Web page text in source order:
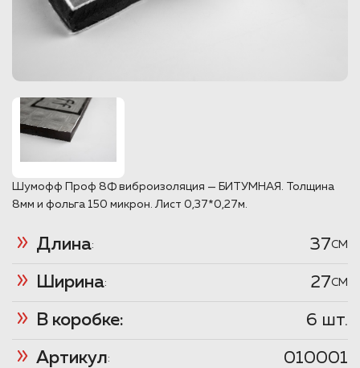
Шумофф Проф 8Ф виброизоляция — БИТУМНАЯ. Толщина
8мм и фольга 150 микрон. Лист 0,37*0,27м.
Длина: 37CM
Ширина: 27CM
В коробке: 6 шт.
Артикул: 010001